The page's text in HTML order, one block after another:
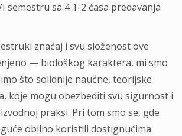
semestru sa 4 1-2 ćasa predavanja
znaćaj i svu složenost ove
— biološkog karaktera, mi smo
što solidnije naućne, teorijske
koje mogu obezbediti svu sigurnost i
praksi. Pri tom smo se, gde
obilno koristili dostignućima